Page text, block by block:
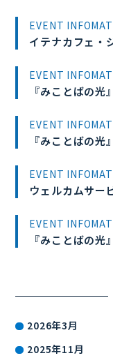
EVENT
イテナカフェ・
EVENT
『みことばの光
EVENT
『みことばの光
EVENT
ウェルカムサー
EVENT
『みことばの光
2026年3月
2025年11月